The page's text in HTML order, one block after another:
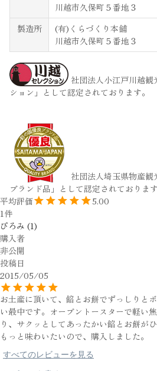
川越市久保町５番地３
製造所
(有)くらづくり本舗
川越市久保町５番地３
社団法人小江戸川越観
ション」として認定されております。
社団法人埼玉県物産
ブランド品」として認定されております
5.00
1
ぴろみ 1
購入者
非公開
投稿日
2015/05/05
お土産に頂いて、餡とお餅でずっしりと
い最中です。オーブントースターで軽い
り、サクッとしてあったかい餡とお餅が
もっと味わいたいので、購入しました。
すべてのレビューを見る